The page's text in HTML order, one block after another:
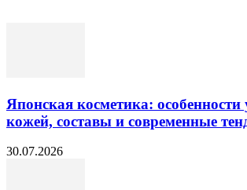
Японская косметика: особенности
кожей, составы и современные
30.07.2026